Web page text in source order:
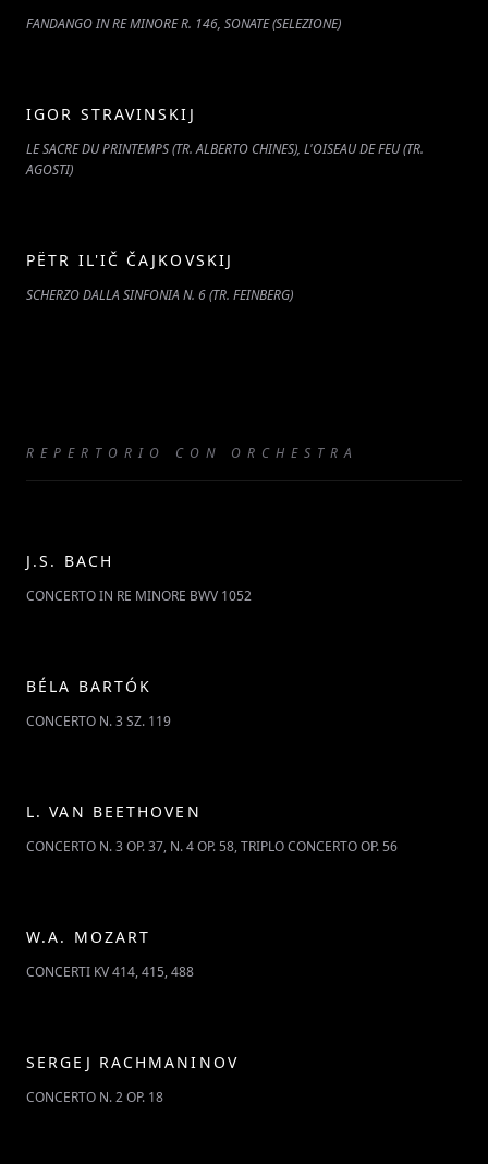
FANDANGO IN RE MINORE R. 146, SONATE (SELEZIONE)
IGOR STRAVINSKIJ
LE SACRE DU PRINTEMPS (TR. ALBERTO CHINES), L'OISEAU DE FEU (TR.
AGOSTI)
PËTR IL'IČ ČAJKOVSKIJ
SCHERZO DALLA SINFONIA N. 6 (TR. FEINBERG)
REPERTORIO CON ORCHESTRA
J.S. BACH
CONCERTO IN RE MINORE BWV 1052
BÉLA BARTÓK
CONCERTO N. 3 SZ. 119
L. VAN BEETHOVEN
CONCERTO N. 3 OP. 37, N. 4 OP. 58, TRIPLO CONCERTO OP. 56
W.A. MOZART
CONCERTI KV 414, 415, 488
SERGEJ RACHMANINOV
CONCERTO N. 2 OP. 18